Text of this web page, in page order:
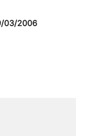
03/2006